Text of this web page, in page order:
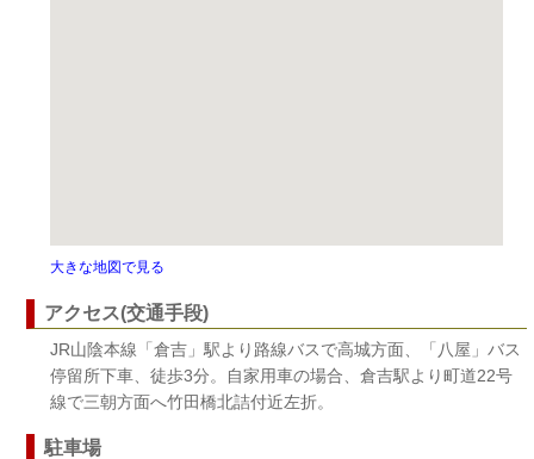
大きな地図で見る
アクセス(交通手段)
JR山陰本線「倉吉」駅より路線バスで高城方面、「八屋」バス
停留所下車、徒歩3分。自家用車の場合、倉吉駅より町道22号
線で三朝方面へ竹田橋北詰付近左折。
駐車場